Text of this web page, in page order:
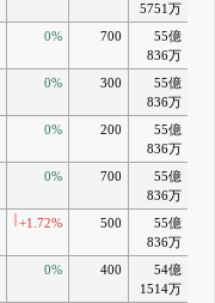
5751万
0% 700
55億
836万
0% 300
55億
836万
0% 200
55億
836万
0% 700
55億
836万
+1.72% 500
55億
836万
0% 400
54億
1514万